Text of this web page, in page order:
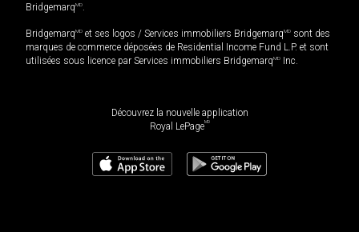
BridgemarqMD.
BridgemarqMD et ses logos / Services immobiliers BridgemarqMD sont des
marques de commerce déposées de Residential Income Fund L.P. et sont
utilisées sous licence par Services immobiliers BridgemarqMD Inc.
Découvrez la nouvelle application
Royal LePageMD